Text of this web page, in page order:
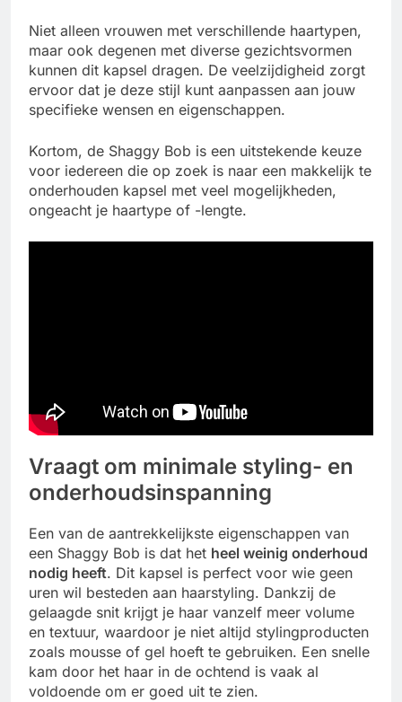
Niet alleen vrouwen met verschillende haartypen,
maar ook degenen met diverse gezichtsvormen
kunnen dit kapsel dragen. De veelzijdigheid zorgt
ervoor dat je deze stijl kunt aanpassen aan jouw
specifieke wensen en eigenschappen.
Kortom, de Shaggy Bob is een uitstekende keuze
voor iedereen die op zoek is naar een makkelijk te
onderhouden kapsel met veel mogelijkheden,
ongeacht je haartype of -lengte.
Vraagt om minimale styling- en
onderhoudsinspanning
Een van de aantrekkelijkste eigenschappen van
een Shaggy Bob is dat het heel weinig onderhoud
nodig heeft. Dit kapsel is perfect voor wie geen
uren wil besteden aan haarstyling. Dankzij de
gelaagde snit krijgt je haar vanzelf meer volume
en textuur, waardoor je niet altijd stylingproducten
zoals mousse of gel hoeft te gebruiken. Een snelle
kam door het haar in de ochtend is vaak al
voldoende om er goed uit te zien.